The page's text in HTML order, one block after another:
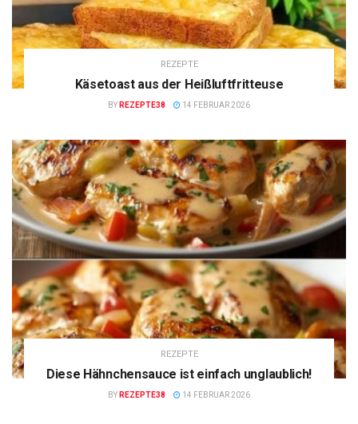
REZEPTE
Käsetoast aus der Heißluftfritteuse
BY REZEPTE38 14 FEBRUAR 2026
REZEPTE
Diese Hähnchensauce ist einfach unglaublich!
BY REZEPTE38 14 FEBRUAR 2026